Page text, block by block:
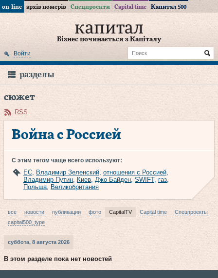
on-line архів номерів Спецпроекти Capital time Капитал 500
Бізнес починається з Капіталу
Войти
разделы
сюжет
RSS
Война с Россией
С этим тегом чаще всего используют:
ЕС, Владимир Зеленский, отношения с Россией,
Владимир Путин, Киев, Джо Байден, SWIFT, газ,
Польша, Великобритания
все новости публикации фото CapitalTV Capital time
Спецпроекты
capital500_type
суббота, 8 августа 2026
В этом разделе пока нет новостей